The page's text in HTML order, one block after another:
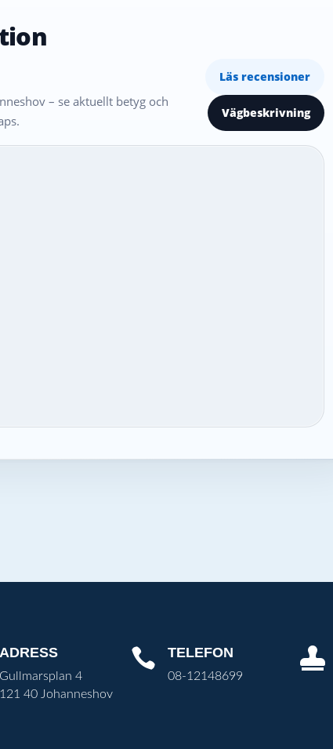
– se aktuellt betyg och
Läs recensioner
Vägbeskrivning
ADRESS
Gullmarsplan 4
121 40 Johanneshov
 TELEFON
08-12148699
